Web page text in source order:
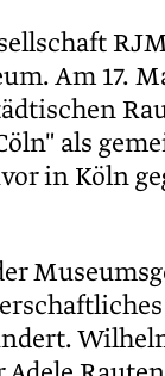
Am 17.
als
in Köln